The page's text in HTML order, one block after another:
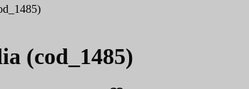
(cod_1485)